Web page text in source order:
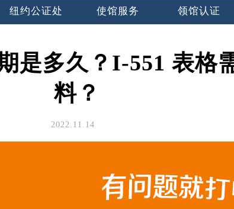
纽约公证处 使馆服务 领馆认证
是多久？I-551 表格
料？
2022.11.14